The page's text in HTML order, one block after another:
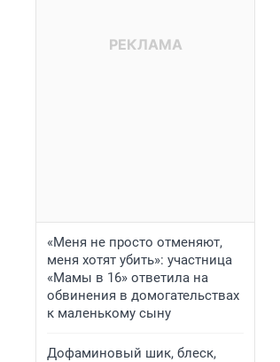
«Меня не просто отменяют,
меня хотят убить»: участница
«Мамы в 16» ответила на
обвинения в домогательствах
к маленькому сыну
Дофаминовый шик, блеск,